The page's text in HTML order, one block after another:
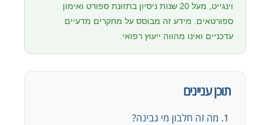
וינגייט, מעל 20 שנות ניסיון בתזונת ספורט ואימון
ספורטאים. מידע זה מבוסס על מחקרים מדעיים
עדכניים ואינו מהווה ייעוץ רפואי.
תוכן עניינים
מה זה חלבון מי גבינה?